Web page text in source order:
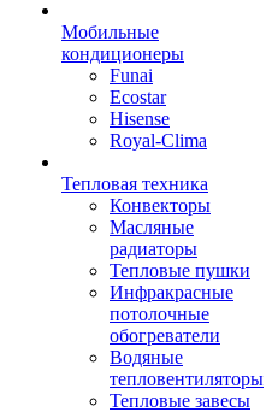
Мобильные
кондиционеры
Funai
Ecostar
Hisense
Royal-Clima
Тепловая техника
Конвекторы
Масляные
радиаторы
Тепловые пушки
Инфракрасные
потолочные
обогреватели
Водяные
тепловентиляторы
Тепловые завесы